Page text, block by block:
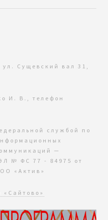
Сущевский вал 31,
И. В., телефон
службой по
—
№ ФС 77 - 84975 от
«Актив»
«Сайтово»